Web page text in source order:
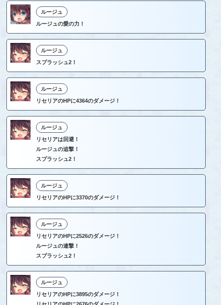
ルージュ
ルージュの愛の力！
ルージュ
スプラッシュ2！
ルージュ
リセリアのHPに4364のダメージ！
ルージュ
リセリアは回避！
ルージュの追撃！
スプラッシュ2！
ルージュ
リセリアのHPに3370のダメージ！
ルージュ
リセリアのHPに2526のダメージ！
ルージュの連撃！
スプラッシュ2！
ルージュ
リセリアのHPに3895のダメージ！